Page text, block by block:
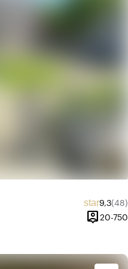
starNote
9,3(48)
person_pin
Capacité
20-750
Romantique